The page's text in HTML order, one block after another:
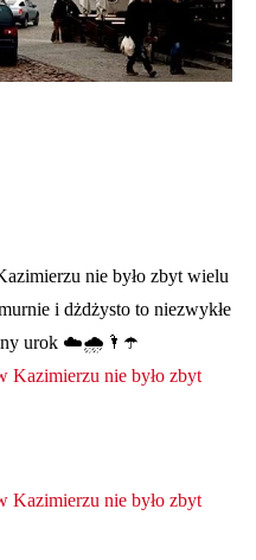
nie było zbyt wielu
i dżdżysto to niezwykłe
urok ☁️🌧️🌂☂️